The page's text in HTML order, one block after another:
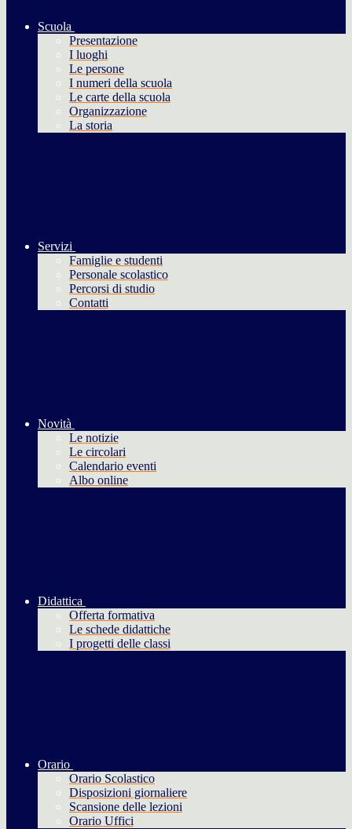
Scuola
Presentazione
I luoghi
Le persone
I numeri della scuola
Le carte della scuola
Organizzazione
La storia
Servizi
Famiglie e studenti
Personale scolastico
Percorsi di studio
Contatti
Novità
Le notizie
Le circolari
Calendario eventi
Albo online
Didattica
Offerta formativa
Le schede didattiche
I progetti delle classi
Orario
Orario Scolastico
Disposizioni giornaliere
Scansione delle lezioni
Orario Uffici